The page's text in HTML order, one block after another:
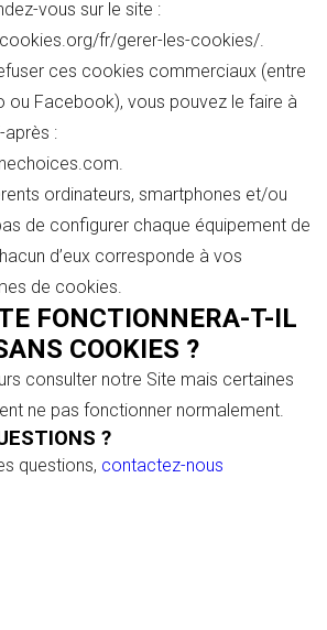
vous sur le site :
fr/gerer-les-cookies/.
ces cookies commerciaux (entre
ou Facebook), vous pouvez le faire à
après :
ordinateurs, smartphones et/ou
de configurer chaque équipement de
d’eux corresponde à vos
de cookies.
FONCTIONNERA-T-IL
COOKIES ?
consulter notre Site mais certaines
ne pas fonctionner normalement.
?
questions, contactez-nous